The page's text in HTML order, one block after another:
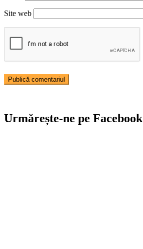
Site web
Urmărește-ne pe Facebook